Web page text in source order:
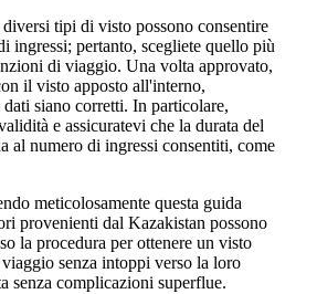
diversi tipi di visto possono consentire
ingressi; pertanto, scegliete quello più
di viaggio. Una volta approvato,
il visto apposto all'interno,
siano corretti. In particolare,
e assicuratevi che la durata del
al numero di ingressi consentiti, come
meticolosamente questa guida
provenienti dal Kazakistan possono
la procedura per ottenere un visto
senza intoppi verso la loro
senza complicazioni superflue.